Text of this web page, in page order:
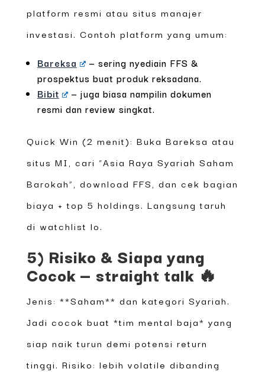
platform resmi atau situs manajer
investasi. Contoh platform yang umum:
Bareksa
— sering nyediain FFS &
prospektus buat produk reksadana.
Bibit
— juga biasa nampilin dokumen
resmi dan review singkat.
Quick Win (2 menit): Buka Bareksa atau
situs MI, cari “Asia Raya Syariah Saham
Barokah”, download FFS, dan cek bagian
biaya + top 5 holdings. Langsung taruh
di watchlist lo.
5) Risiko & Siapa yang
Cocok — straight talk 🔥
Jenis: **Saham** dan kategori Syariah.
Jadi cocok buat *tim mental baja* yang
siap naik turun demi potensi return
tinggi. Risiko: lebih volatile dibanding